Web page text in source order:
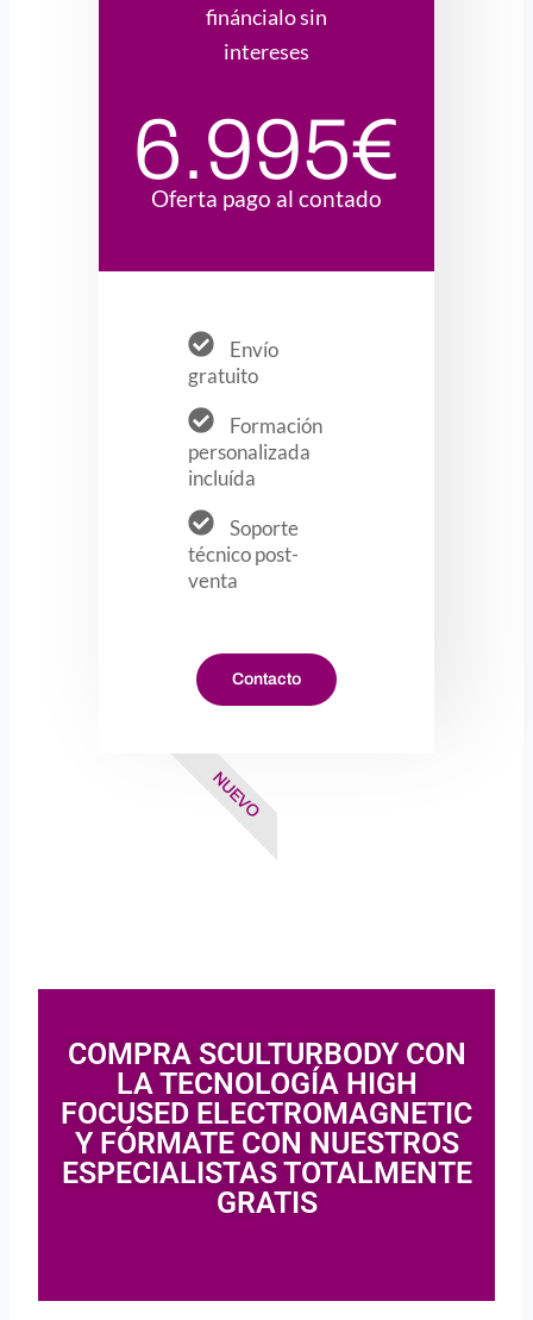
fináncialo sin
intereses
6.995€
Oferta pago al contado
Envío
gratuito
Formación
personalizada
incluída
Soporte
técnico post-
venta
Contacto
NUEVO
COMPRA SCULTURBODY CON
LA TECNOLOGÍA HIGH
FOCUSED ELECTROMAGNETIC
Y FÓRMATE CON NUESTROS
ESPECIALISTAS TOTALMENTE
GRATIS